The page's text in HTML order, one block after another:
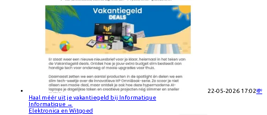
22-05-2026 17:02💸
Haal méér uit je vakantiegeld bij Informatique
Informatique →
Elektronica en Witgoed